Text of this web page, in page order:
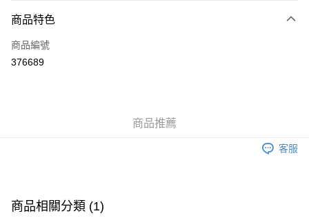
信用卡
Apple Pay
付款後門市自取，訂單確認後2-4個工作天到店，7天內取。逾期後
商品特色
商品編號
376689
商品推薦
客服
商品相關分類 (1)